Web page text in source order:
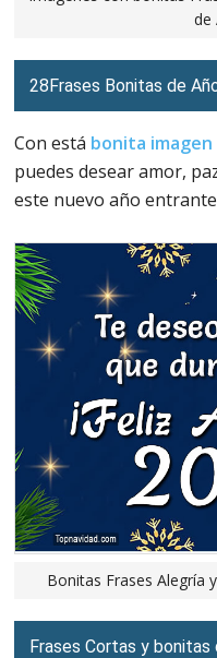
de
28Frases Bonitas de
Con está bonita
puedes desear amor,
este nuevo año
Bonitas Frases Alegría
Frases Cortas y